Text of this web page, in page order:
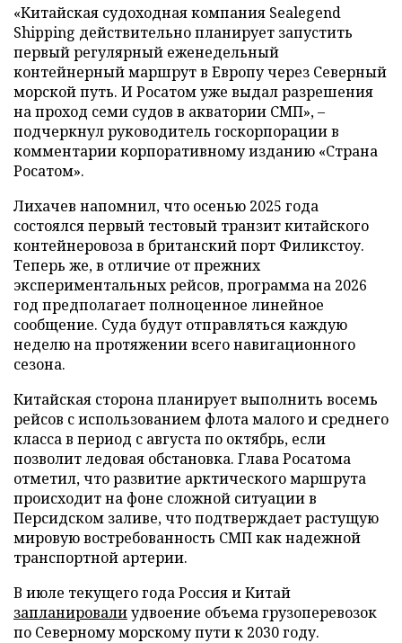
«Китайская судоходная компания Sealegend
Shipping действительно планирует запустить
первый регулярный еженедельный
контейнерный маршрут в Европу через Северный
морской путь. И Росатом уже выдал разрешения
на проход семи судов в акватории СМП», –
подчеркнул руководитель госкорпорации в
комментарии корпоративному изданию «Страна
Росатом».
Лихачев напомнил, что осенью 2025 года
состоялся первый тестовый транзит китайского
контейнеровоза в британский порт Филикстоу.
Теперь же, в отличие от прежних
экспериментальных рейсов, программа на 2026
год предполагает полноценное линейное
сообщение. Суда будут отправляться каждую
неделю на протяжении всего навигационного
сезона.
Китайская сторона планирует выполнить восемь
рейсов с использованием флота малого и среднего
класса в период с августа по октябрь, если
позволит ледовая обстановка. Глава Росатома
отметил, что развитие арктического маршрута
происходит на фоне сложной ситуации в
Персидском заливе, что подтверждает растущую
мировую востребованность СМП как надежной
транспортной артерии.
В июле текущего года Россия и Китай
запланировалиудвоение объема грузоперевозок
по Северному морскому пути к 2030 году.